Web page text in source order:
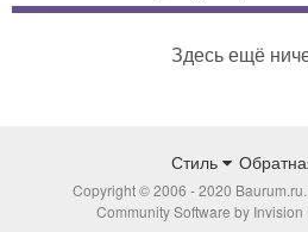
Здесь ещё
Стиль
Copyright © 2006 - 2020
Community Software by Invision